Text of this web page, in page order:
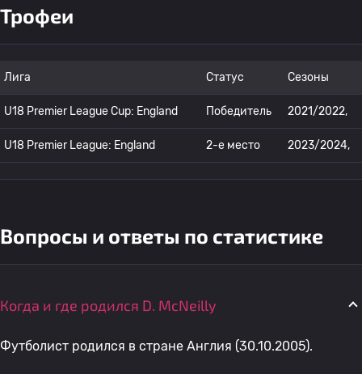
Трофеи
Лига Статус Сезоны
U18 Premier League Cup: England Победитель 2021/2022,
U18 Premier League: England 2-е место 2023/2024,
Вопросы и ответы по статистике
Когда и где родился D. McNeilly
Футболист родился в стране Англия (30.10.2005).